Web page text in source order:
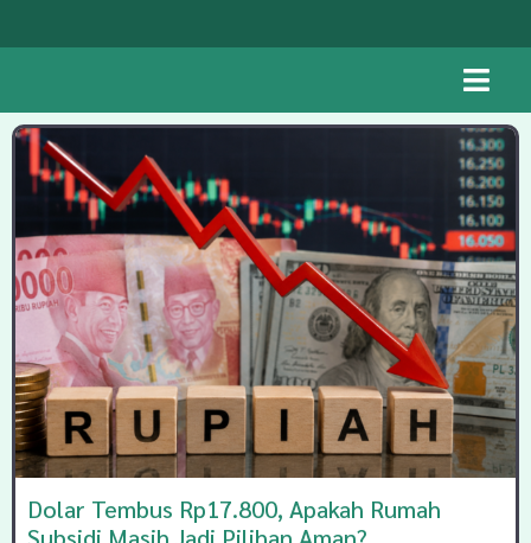
Dolar Tembus Rp17.800, Apakah Rumah